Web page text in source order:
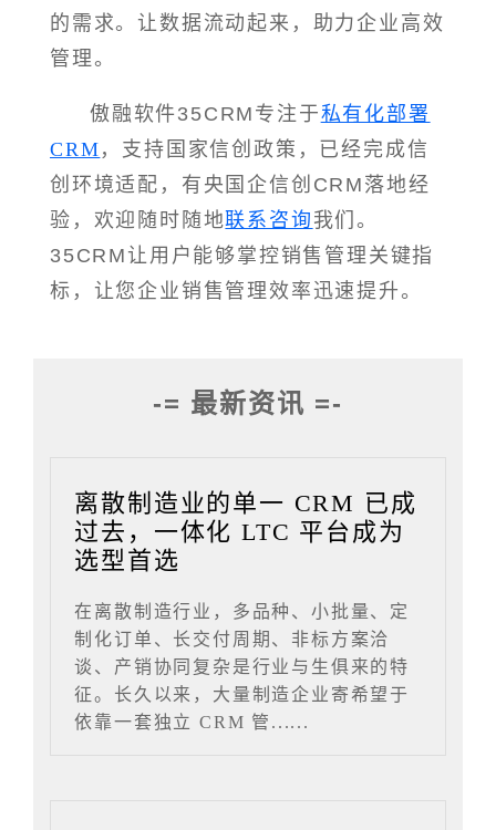
的需求。让数据流动起来，助力企业高效
管理。
傲融软件35CRM专注于私有化部署
CRM ，支持国家信创政策，已经完成信
创环境适配，有央国企信创CRM落地经
验，欢迎随时随地联系咨询 我们。
35CRM让用户能够掌控销售管理关键指
标，让您企业销售管理效率迅速提升。
-= 最新资讯 =-
离散制造业的单一 CRM 已成
过去，一体化 LTC 平台成为
选型首选
在离散制造行业，多品种、小批量、定
制化订单、长交付周期、非标方案洽
谈、产销协同复杂是行业与生俱来的特
征。长久以来，大量制造企业寄希望于
依靠一套独立 CRM 管......